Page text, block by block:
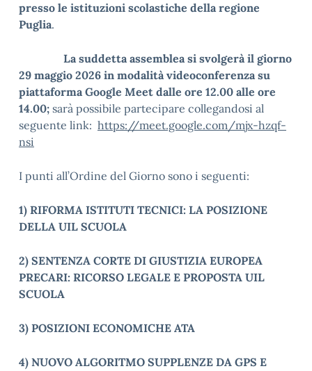
presso le istituzioni scolastiche della regione
Puglia.
La suddetta assemblea si svolgerà il giorno
29 maggio 2026 in modalità videoconferenza su
piattaforma Google Meet dalle ore 12.00 alle ore
14.00; sarà possibile partecipare collegandosi al
seguente link: https://meet.google.com/mjx-hzqf-
nsi
I punti all’Ordine del Giorno sono i seguenti:
1) RIFORMA ISTITUTI TECNICI: LA POSIZIONE
DELLA UIL SCUOLA
2) SENTENZA CORTE DI GIUSTIZIA EUROPEA
PRECARI: RICORSO LEGALE E PROPOSTA UIL
SCUOLA
3) POSIZIONI ECONOMICHE ATA
4) NUOVO ALGORITMO SUPPLENZE DA GPS E